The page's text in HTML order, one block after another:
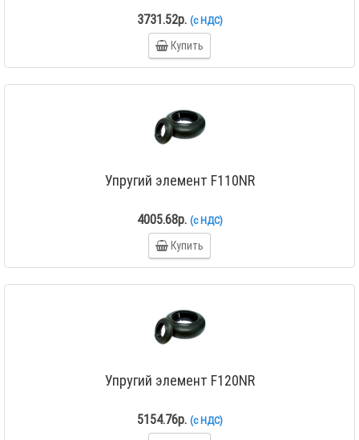
3731.52р. (с НДС)
Купить
Упругий элемент F110NR
4005.68р. (с НДС)
Купить
Упругий элемент F120NR
5154.76р. (с НДС)